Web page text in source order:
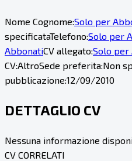
Nome Cognome:Solo per
specificataTelefono:Solo per
AbbonatiCV allegato:Solo per
CV:AltroSede preferita:Non
pubblicazione:12/09/2010
DETTAGLIO CV
Nessuna informazione
CV CORRELATI